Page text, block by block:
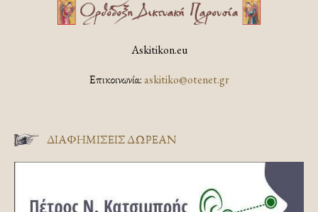
Askitikon.eu
Επικοινωνία:askitiko@otenet.gr
ΔΙΑΦΗΜΊΣΕΙΣ ΔΩΡΕΆΝ